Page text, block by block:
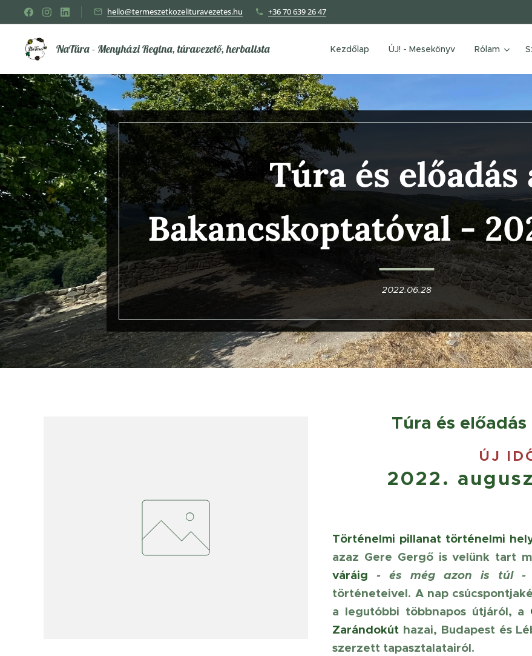
hello@termeszetkozelituravezetes.hu +36 70 639 26 47
NaTúra - Menyházi Regina, túravezető, herbalista Kezdőlap ÚJ! - Mesekönyv Rólam
Túra és előadás
Bakancskoptatóval -
2022.06.28
Túra és
ÚJ
2022.
Történelmi pillanat történelmi
azaz Gere Gergő is velünk tart
váráig
- és még azon is túl -
történeteivel. A nap
a legutóbbi többnapos útjáról, a
Zarándokút hazai, Budapest és
szerzett tapasztalatairól.